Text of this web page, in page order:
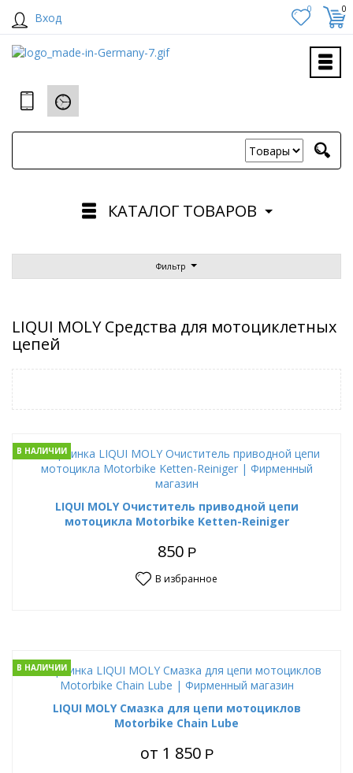
Вход
0 0
КАТАЛОГ ТОВАРОВ
Фильтр
LIQUI MOLY Средства для мотоциклетных
цепей
LIQUI MOLY Очиститель приводной цепи
мотоцикла Motorbike Ketten-Reiniger
В НАЛИЧИИ
850 Р
В избранное
LIQUI MOLY Смазка для цепи мотоциклов
Motorbike Chain Lube
В НАЛИЧИИ
от 1 850 Р